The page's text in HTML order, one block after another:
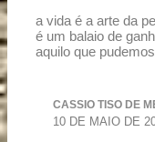
a vida é a arte da
é um balaio de
aquilo que
CASSIO TISO DE
10 DE MAIO DE